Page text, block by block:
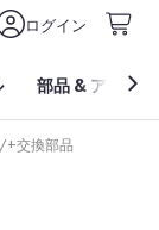
ログイン
部品 & アクセ
交換部品